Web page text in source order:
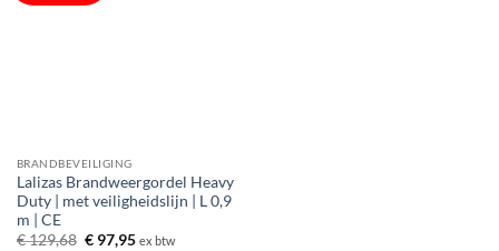
BRANDBEVEILIGING
Lalizas Brandweergordel Heavy
Duty | met veiligheidslijn | L 0,9
m | CE
€129,68 Oorspronkelijke
€97,95Huidige
ex btw